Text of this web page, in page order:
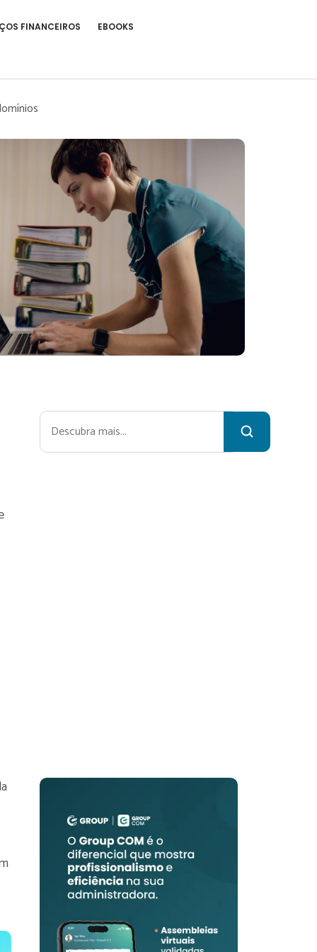
FINANCEIROS EBOOKS
Pesquisar